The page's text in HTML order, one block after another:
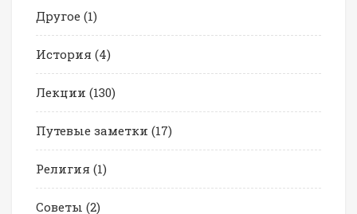
Другое (1)
История (4)
Лекции (130)
Путевые заметки (17)
Религия (1)
Советы (2)